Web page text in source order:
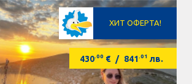
ХИТ ОФЕРТА!
430.00 € / 841.01 лв.